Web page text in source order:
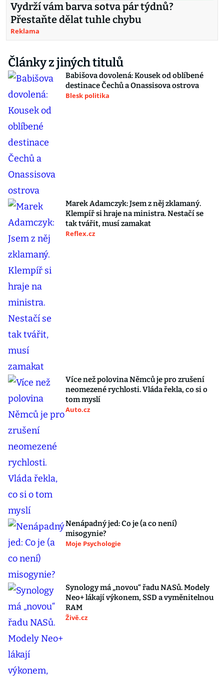
Vydrží vám barva sotva pár týdnů?
Přestaňte dělat tuhle chybu
Reklama
Články z jiných titulů
Babišova dovolená: Kousek od oblíbené
destinace Čechů a Onassisova ostrova
Blesk politika
Marek Adamczyk: Jsem z něj zklamaný.
Klempíř si hraje na ministra. Nestačí se
tak tvářit, musí zamakat
Reflex.cz
Více než polovina Němců je pro zrušení
neomezené rychlosti. Vláda řekla, co si o
tom myslí
Auto.cz
Nenápadný jed: Co je (a co není)
misogynie?
Moje Psychologie
Synology má „novou“ řadu NASů. Modely
Neo+ lákají výkonem, SSD a vyměnitelnou
RAM
Živě.cz